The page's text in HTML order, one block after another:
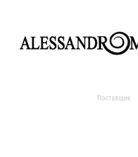
Поставщик